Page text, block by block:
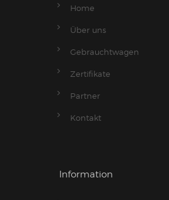
Home
Über uns
Gebrauchtwagen
Zertifikate
Partner
Kontakt
Information